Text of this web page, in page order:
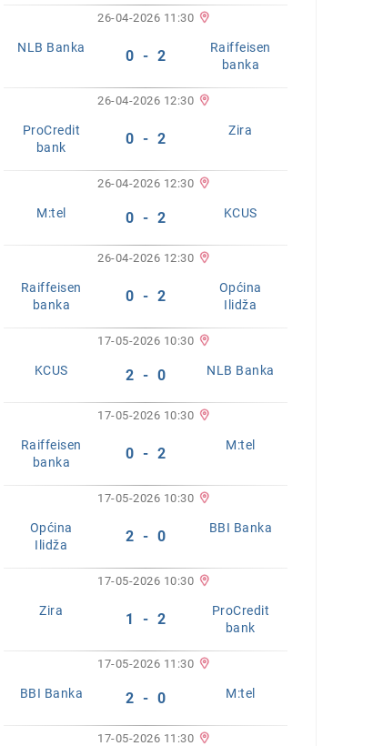
26-04-2026 11:30
NLB Banka 0 - 2
Raiffeisen
banka
26-04-2026 12:30
ProCredit
bank
0 - 2 Zira
26-04-2026 12:30
M:tel 0 - 2 KCUS
26-04-2026 12:30
Raiffeisen
banka
0 - 2
Općina
Ilidža
17-05-2026 10:30
KCUS 2 - 0 NLB Banka
17-05-2026 10:30
Raiffeisen
banka
0 - 2 M:tel
17-05-2026 10:30
Općina
Ilidža
2 - 0 BBI Banka
17-05-2026 10:30
Zira 1 - 2
ProCredit
bank
17-05-2026 11:30
BBI Banka 2 - 0 M:tel
17-05-2026 11:30